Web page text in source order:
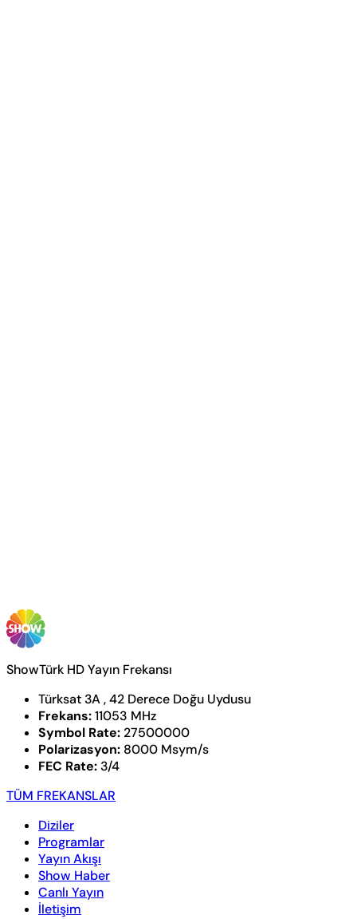
ShowTürk HD Yayın Frekansı
Türksat 3A , 42 Derece Doğu Uydusu
Frekans:11053 MHz
Symbol Rate: 27500000
Polarizasyon: 8000 Msym/s
FEC Rate: 3/4
TÜM FREKANSLAR
Diziler
Programlar
Yayın Akışı
Show Haber
Canlı Yayın
İletişim